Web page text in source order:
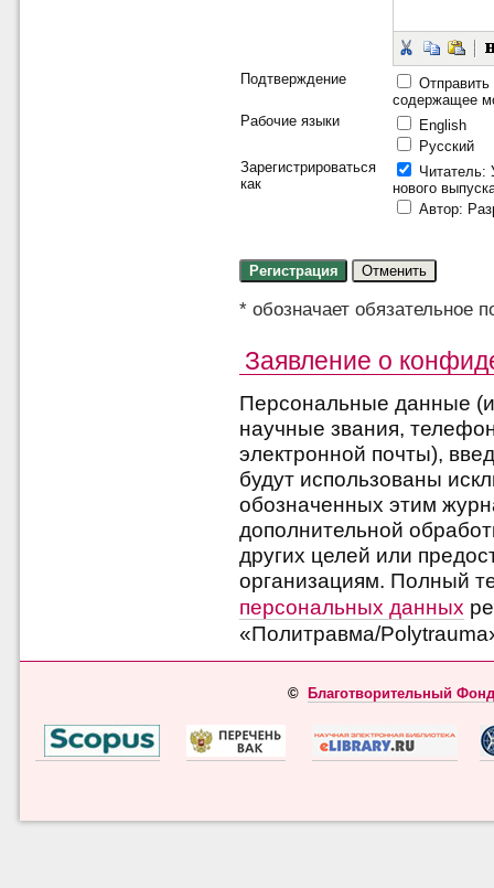
Подтверждение
содержащее
Рабочие языки
English
Русский
Зарегистрироваться
как
Читатель:
нового
Автор:
* обозначает обязательное
Заявление о
Персональные данные
научные звания,
электронной почты),
будут использованы
обозначенных этим
дополнительной
других целей или
организациям. Полный
персональных данных
«Политравма/Polytrauma
© Благотворительный